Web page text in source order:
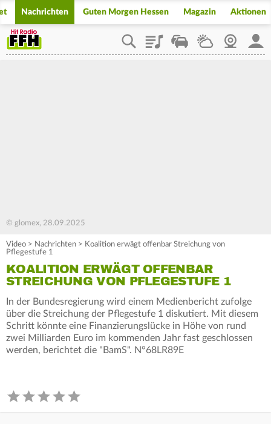
Nachrichten Guten Morgen Hessen Magazin Aktionen
PlaylistStaupilotWetterWebcam
© glomex, 28.09.2025
Video > Nachrichten > Koalition erwägt offenbar Streichung von
Pflegestufe 1
KOALITION ERWÄGT OFFENBAR
STREICHUNG VON PFLEGESTUFE 1
In der Bundesregierung wird einem Medienbericht zufolge
über die Streichung der Pflegestufe 1 diskutiert. Mit diesem
Schritt könnte eine Finanzierungslücke in Höhe von rund
zwei Milliarden Euro im kommenden Jahr fast geschlossen
werden, berichtet die "BamS". N°68LR89E